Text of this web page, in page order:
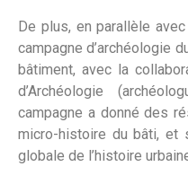
De plus, en parallèle
campagne d’archéologie
bâtiment, avec la
d’Archéologie
campagne a donné des
micro-histoire du bâti, et
globale de l’histoire